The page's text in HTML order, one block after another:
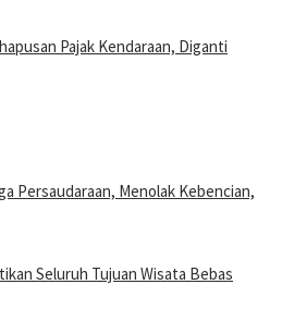
Pajak Kendaraan, Diganti
Persaudaraan, Menolak Kebencian,
Seluruh Tujuan Wisata Bebas